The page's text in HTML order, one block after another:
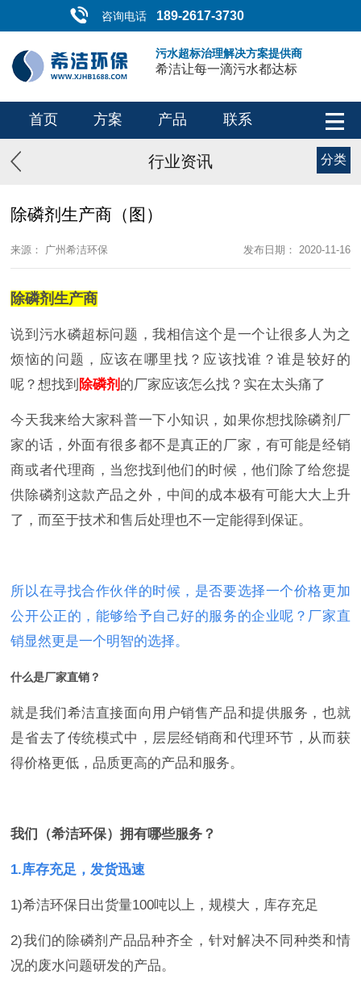
咨询电话 189-2617-3730
污水超标治理解决方案提供商
希洁让每一滴污水都达标
首页 方案 产品 联系
行业资讯 分类
除磷剂生产商（图）
来源： 广州希洁环保 发布日期： 2020-11-16
除磷剂生产商
说到污水磷超标问题，我相信这个是一个让很多人为之
烦恼的问题，应该在哪里找？应该找谁？谁是较好的
呢？想找到 除磷剂 的厂家应该怎么找？实在太头痛了
今天我来给大家科普一下小知识，如果你想找除磷剂厂
家的话，外面有很多都不是真正的厂家，有可能是经销
商或者代理商，当您找到他们的时候，他们除了给您提
供除磷剂这款产品之外，中间的成本极有可能大大上升
了，而至于技术和售后处理也不一定能得到保证。
所以在寻找合作伙伴的时候，是否要选择一个价格更加
公开公正的，能够给予自己好的服务的企业呢？厂家直
销显然更是一个明智的选择。
什么是厂家直销？
就是我们希洁直接面向用户销售产品和提供服务，也就
是省去了传统模式中，层层经销商和代理环节，从而获
得价格更低，品质更高的产品和服务。
我们（希洁环保）拥有哪些服务？
1.库存充足，发货迅速
1)希洁环保日出货量100吨以上，规模大，库存充足
2)我们的除磷剂产品品种齐全，针对解决不同种类和情
况的废水问题研发的产品。